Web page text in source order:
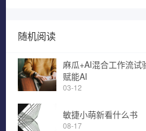
随机阅读
麻瓜+AI混合工作流试
赋能AI
03-12
敏捷小萌新看什么书
08-17